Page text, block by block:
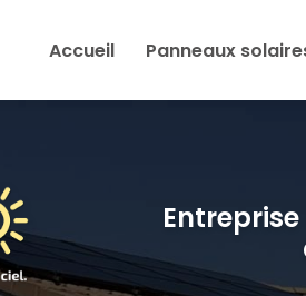
Accueil
Panneaux